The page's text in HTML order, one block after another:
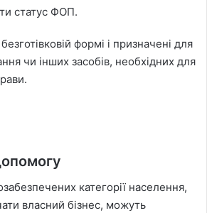
статус ФОП.
формі і призначені для
чи інших засобів, необхідних для
категорії населення,
власний бізнес, можуть